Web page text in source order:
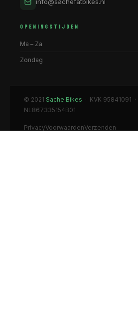
OPENINGSTIJDEN
Ma – Za
Zondag
© 2021 Sache Bikes · KVK 95841091
NL867335154B01
PrivacyVoorwaardenVerzenden